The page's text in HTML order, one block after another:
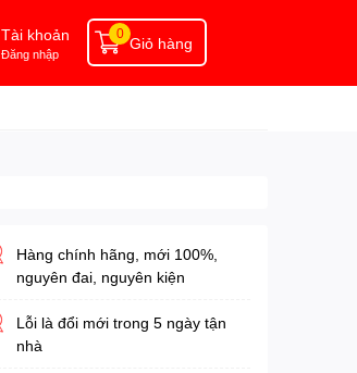
Tài khoản
Đăng nhập
Giỏ hàng
0
Hàng chính hãng, mới 100%,
nguyên đai, nguyên kiện
Lỗi là đổi mới trong 5 ngày tận
nhà